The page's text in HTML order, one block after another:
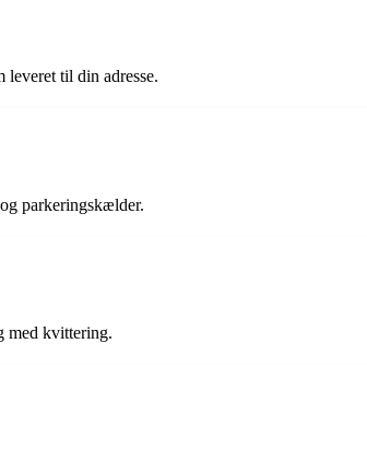
til din adresse.
parkeringskælder.
med kvittering.